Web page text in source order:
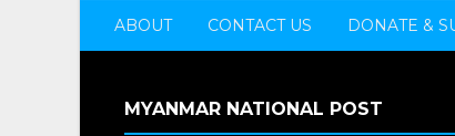
ABOUT CONTACT US DONATE &
MYANMAR NATIONAL POST